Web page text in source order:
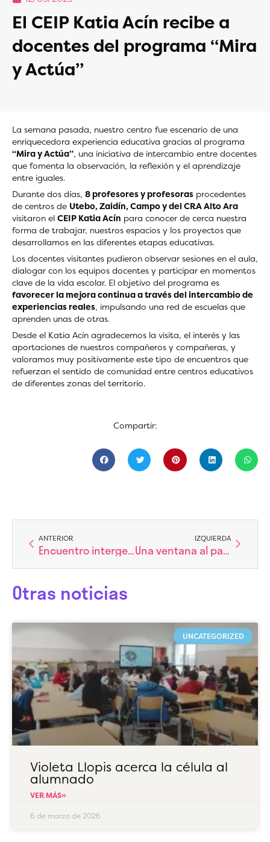
El CEIP Katia Acín recibe a
docentes del programa “Mira
y Actúa”
La semana pasada, nuestro centro fue escenario de una
enriquecedora experiencia educativa gracias al programa
“Mira y Actúa”, una iniciativa de intercambio entre docentes
que fomenta la observación, la reflexión y el aprendizaje
entre iguales.
Durante dos días, 8 profesores y profesoras procedentes
de centros de Utebo, Zaidín, Campo y del CRA Alto Ara
visitaron el CEIP Katia Acín para conocer de cerca nuestra
forma de trabajar, nuestros espacios y los proyectos que
desarrollamos en las diferentes etapas educativas.
Los docentes visitantes pudieron observar sesiones en el aula,
dialogar con los equipos docentes y participar en momentos
clave de la vida escolar. El objetivo del programa es
favorecer la mejora continua a través del intercambio de
experiencias reales, impulsando una red de escuelas que
aprenden unas de otras.
Desde el Katia Acín agradecemos la visita, el interés y las
aportaciones de nuestros compañeros y compañeras, y
valoramos muy positivamente este tipo de encuentros que
refuerzan el sentido de comunidad entre centros educativos
de diferentes zonas del territorio.
Compartir:
Ant
ANTERIOR
Encuentro intergeneracional: una jornada de aprendizaje compartido
IZQUIERDA
Una ventana al pasado
Otras noticias
UNCATEGORIZED
Violeta Llopis acerca la célula al
alumnado
VER MÁS»
6 de marzo de 2026